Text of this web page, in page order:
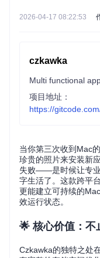
2026-04-17 08:22:53
czkawka
项目地址：
https://
当你第三次收到Mac
珍贵的照片来安装新
失败——是时候让专业
字生活了。这款跨平
更能建立可持续的
效运行状态。
🌟 核心价值：不
Czkawka的独特之处